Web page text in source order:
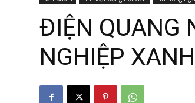
ĐIỆN QUANG
NGHIỆP